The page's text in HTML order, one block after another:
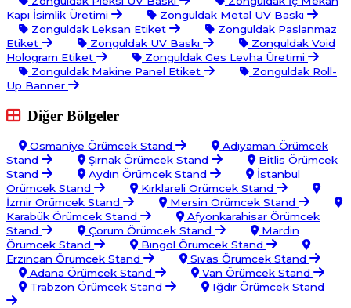
Kapı İsimlik Üretimi
Zonguldak Metal UV Baskı
Zonguldak Leksan Etiket
Zonguldak Paslanmaz
Etiket
Zonguldak UV Baskı
Zonguldak Void
Hologram Etiket
Zonguldak Ges Levha Üretimi
Zonguldak Makine Panel Etiket
Zonguldak Roll-
Up Banner
Diğer Bölgeler
Osmaniye Örümcek Stand
Adıyaman Örümcek
Stand
Şırnak Örümcek Stand
Bitlis Örümcek
Stand
Aydın Örümcek Stand
İstanbul
Örümcek Stand
Kırklareli Örümcek Stand
İzmir Örümcek Stand
Mersin Örümcek Stand
Karabük Örümcek Stand
Afyonkarahisar Örümcek
Stand
Çorum Örümcek Stand
Mardin
Örümcek Stand
Bingöl Örümcek Stand
Erzincan Örümcek Stand
Sivas Örümcek Stand
Adana Örümcek Stand
Van Örümcek Stand
Trabzon Örümcek Stand
Iğdır Örümcek Stand